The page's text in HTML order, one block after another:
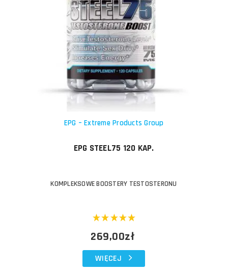
EPG – Extreme Products Group
EPG STEEL75 120 KAP.
KOMPLEKSOWE BOOSTERY TESTOSTERONU
269,00zł
WIĘCEJ